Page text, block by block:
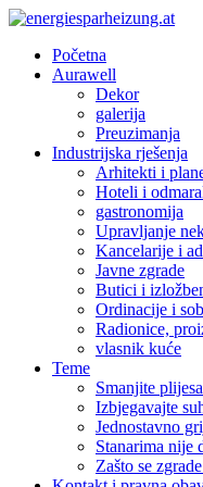
Početna
Aurawell
Dekor
galerija
Preuzimanja
Industrijska rješenja
Arhitekti i
Hoteli i
gastronomija
Upravljanje
Kancelarije i
Javne zgrade
Butici i
Ordinacije i
Radionice,
vlasnik kuće
Teme
Smanjite
Izbjegavajte
Jednostavno
Stanarima nije
Zašto se